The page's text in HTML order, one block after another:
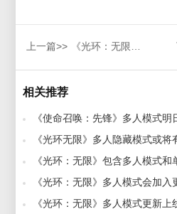
上一篇>> 《光环：无限》多人模式会加入更多武器，赛博加速器助力玩家畅玩游戏
相关推荐